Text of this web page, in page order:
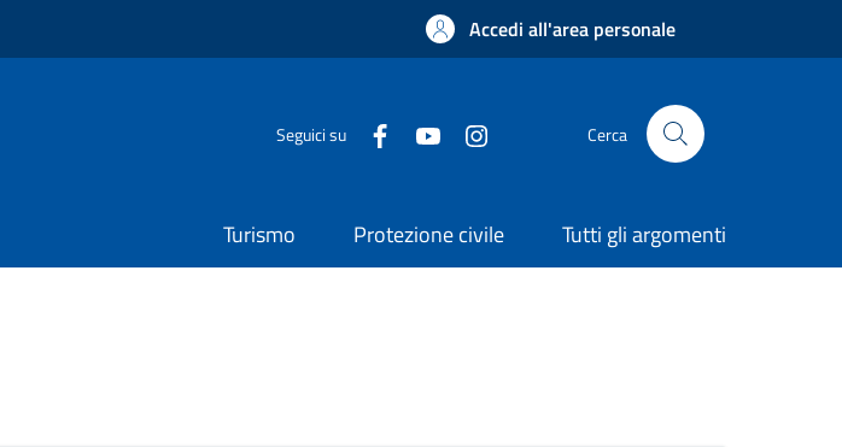
Accedi all'area personale
Seguici su Cerca
Turismo Protezione civile Tutti gli argomenti